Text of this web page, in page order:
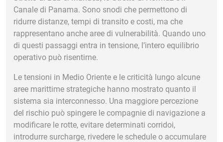
Canale di Panama. Sono snodi che permettono di
ridurre distanze, tempi di transito e costi, ma che
rappresentano anche aree di vulnerabilità. Quando uno
di questi passaggi entra in tensione, l’intero equilibrio
operativo può risentirne.
Le tensioni in Medio Oriente e le criticità lungo alcune
aree marittime strategiche hanno mostrato quanto il
sistema sia interconnesso. Una maggiore percezione
del rischio può spingere le compagnie di navigazione a
modificare le rotte, evitare determinati corridoi,
introdurre surcharge, rivedere le schedule o accumulare